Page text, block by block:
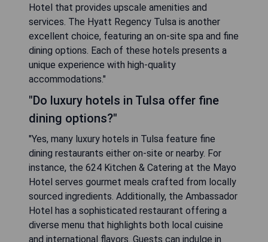
Hotel that provides upscale amenities and
services. The Hyatt Regency Tulsa is another
excellent choice, featuring an on-site spa and fine
dining options. Each of these hotels presents a
unique experience with high-quality
accommodations."
"Do luxury hotels in Tulsa offer fine
dining options?"
"Yes, many luxury hotels in Tulsa feature fine
dining restaurants either on-site or nearby. For
instance, the 624 Kitchen & Catering at the Mayo
Hotel serves gourmet meals crafted from locally
sourced ingredients. Additionally, the Ambassador
Hotel has a sophisticated restaurant offering a
diverse menu that highlights both local cuisine
and international flavors. Guests can indulge in